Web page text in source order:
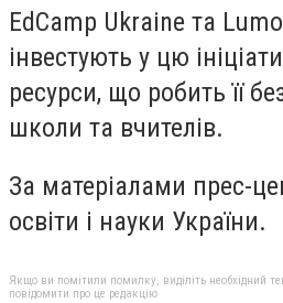
EdCamp Ukraine та
інвестують у цю
ресурси, що робить її
школи та вчителів.
За матеріалами прес-
освіти і науки України.
Якщо ви помітили помилку, виділіть необхідний
повідомити про це редакцію